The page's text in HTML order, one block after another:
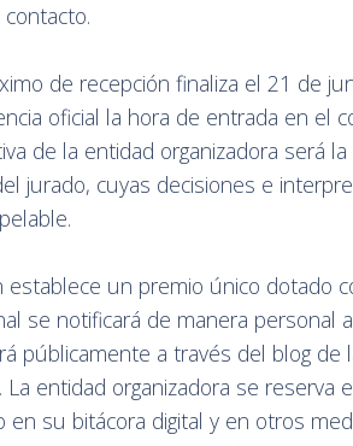
de recepción finaliza el 21 de
oficial la hora de entrada en el
de la entidad organizadora será
jurado, cuyas decisiones e
establece un premio único dotado
se notificará de manera
públicamente a través del blog de
La entidad organizadora se reserva
en su bitácora digital y en otros